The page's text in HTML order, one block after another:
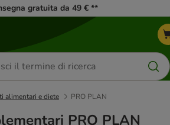
gratuita da 49 € **
alimentari e diete PRO PLAN
PRO PLAN